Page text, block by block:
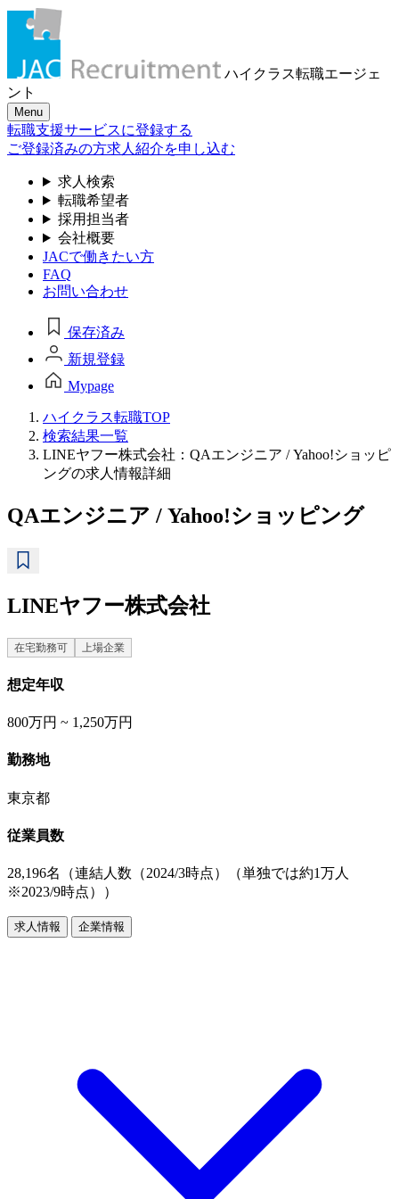
ハイクラス転職エージェ
ント
Menu
転職支援サービスに登録する
ご登録済みの方求人紹介を申し込む
求人検索
転職希望者
採用担当者
会社概要
JACで働きたい方
FAQ
お問い合わせ
保存済み
新規登録
Mypage
ハイクラス転職TOP
検索結果一覧
LINEヤフー株式会社：QAエンジニア / Yahoo!ショッピ
ングの求人情報詳細
QAエンジニア / Yahoo!ショッピング
LINEヤフー株式会社
在宅勤務可 上場企業
想定年収
800万円 ~ 1,250万円
勤務地
東京都
従業員数
28,196名（連結人数（2024/3時点）（単独では約1万人
※2023/9時点））
求人情報 企業情報